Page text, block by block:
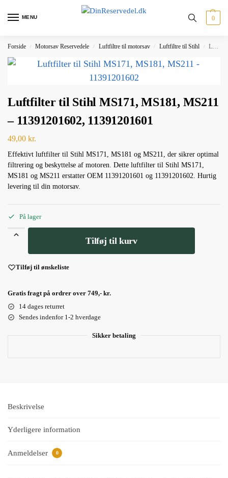
MENU 0
Forside / Motorsav Reservedele / Luftfiltre til motorsav / Luftfiltre til Stihl / Luftfilter til Stihl MS171, MS181, MS211 – 11391201602, 11391201601
Luftfilter til Stihl MS171, MS181, MS211
– 11391201602, 11391201601
49,00 kr.
Effektivt luftfilter til Stihl MS171, MS181 og MS211, der sikrer optimal
filtrering og beskyttelse af motoren. Dette luftfilter til Stihl MS171,
MS181 og MS211 erstatter OEM 11391201601 og 11391201602. Hurtig
levering til din motorsav.
På lager
Tilføj til kurv
Tilføj til ønskeliste
Gratis fragt på ordrer over 749,- kr.
14 dages returret
Sendes indenfor 1-2 hverdage
Sikker betaling
Beskrivelse
Yderligere information
Anmeldelser 0